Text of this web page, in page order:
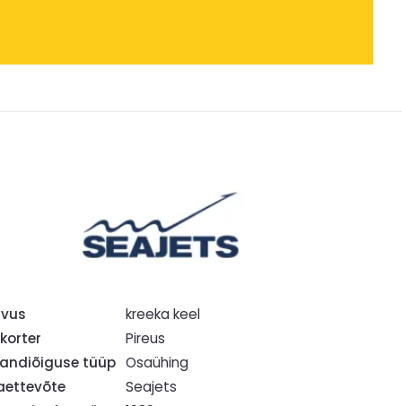
kreeka keel
Pireus
tüüp Osaühing
Seajets